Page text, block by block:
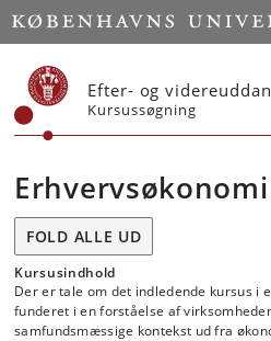
Start
Efter- og
Kursussøgning
Erhvervsøkonomi
FOLD ALLE UD
Kursusindhold
Der er tale om det indledende kursus i
funderet i en forståelse af
samfundsmæssige kontekst ud fra